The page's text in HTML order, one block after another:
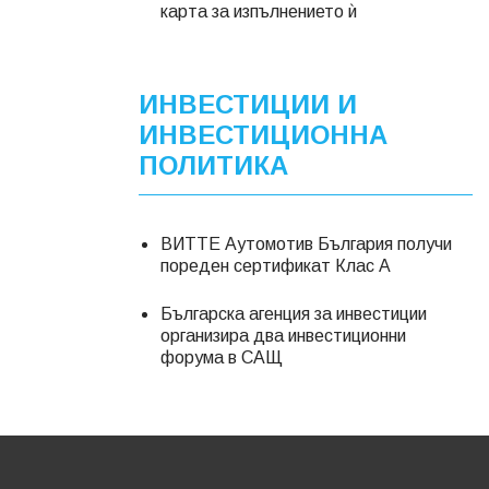
карта за изпълнението ѝ
ИНВЕСТИЦИИ И
ИНВЕСТИЦИОННА
ПОЛИТИКА
ВИТТЕ Аутомотив България получи
пореден сертификат Клас А
Българска агенция за инвестиции
организира два инвестиционни
форума в САЩ